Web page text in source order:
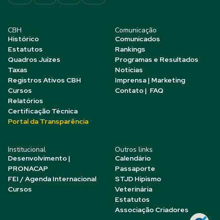
CBH
Histórico
Estatutos
Quadros Juízes
Taxas
Registros Ativos CBH
Cursos
Relatórios
Certificação Técnica
Portal da Transparência
Comunicação
Comunicados
Rankings
Programas e Resultados
Notícias
Imprensa | Marketing
Contato | FAQ
Institucional
Desenvolvimento |
PRONACAP
FEI / Agenda Internacional
Cursos
Outros links
Calendário
Passaporte
STJD Hipismo
Veterinária
Estatutos
Associação Criadores